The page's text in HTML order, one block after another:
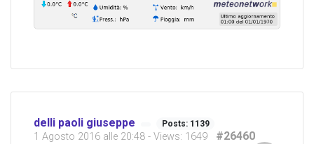
delli paoli giuseppe Posts: 1139
1 Agosto 2016 alle 20:48 - Views: 1649 #26460